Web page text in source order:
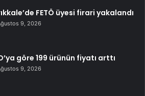
FETÖ üyesi firari yakalandı
9, 2026
göre 199 ürünün fiyatı arttı
9, 2026